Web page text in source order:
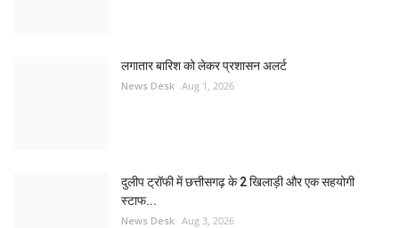
लगातार बारिश को लेकर प्रशासन अलर्ट
News Desk Aug 1, 2026
दुलीप ट्रॉफी में छत्तीसगढ़ के 2 खिलाड़ी और एक सहयोगी
स्टाफ...
News Desk Aug 3, 2026